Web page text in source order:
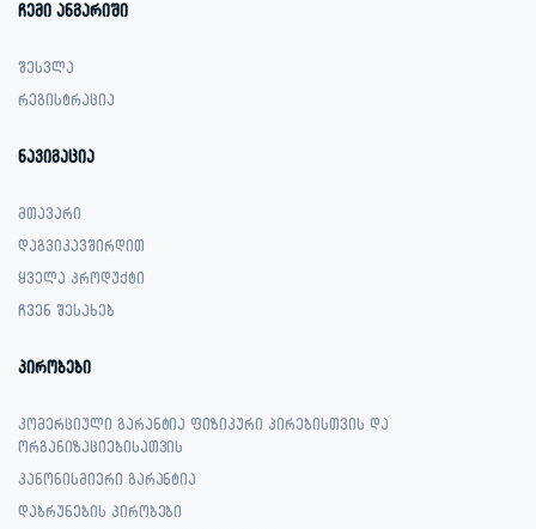
ჩემი ანგარიში
შესვლა
რეგისტრაცია
ნავიგაცია
მთავარი
დაგვიკავშირდით
ყველა პროდუქტი
ჩვენ შესახებ
პირობები
კომერციული გარანტია ფიზიკური პირებისთვის და
ორგანიზაციებისათვის
კანონისმიერი გარანტია
დაბრუნების პირობები